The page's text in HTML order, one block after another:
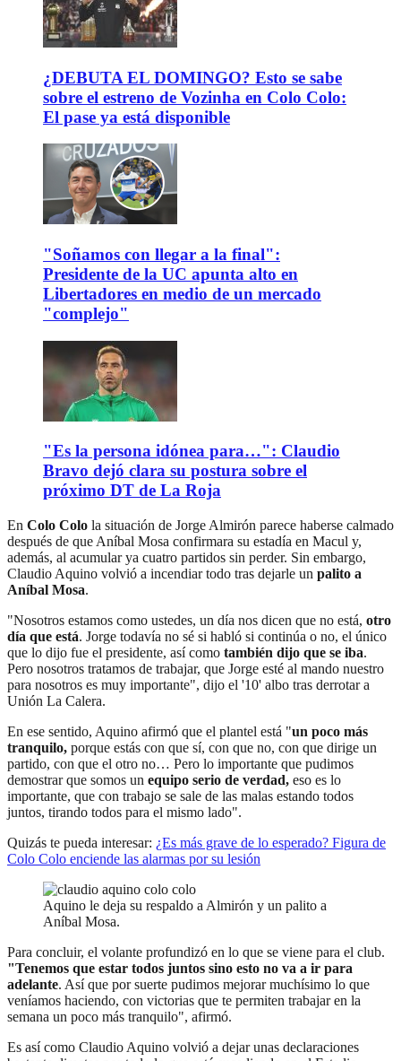
¿DEBUTA EL DOMINGO? Esto se sabe
sobre el estreno de Vozinha en Colo Colo:
El pase ya está disponible
"Soñamos con llegar a la final":
Presidente de la UC apunta alto en
Libertadores en medio de un mercado
"complejo"
"Es la persona idónea para…": Claudio
Bravo dejó clara su postura sobre el
próximo DT de La Roja
En Colo Colo la situación de Jorge Almirón parece haberse calmado
después de que Aníbal Mosa confirmara su estadía en Macul y,
además, al acumular ya cuatro partidos sin perder. Sin embargo,
Claudio Aquino volvió a incendiar todo tras dejarle un palito a
Aníbal Mosa.
"Nosotros estamos como ustedes, un día nos dicen que no está, otro
día que está. Jorge todavía no sé si habló si continúa o no, el único
que lo dijo fue el presidente, así como también dijo que se iba.
Pero nosotros tratamos de trabajar, que Jorge esté al mando nuestro
para nosotros es muy importante", dijo el '10' albo tras derrotar a
Unión La Calera.
En ese sentido, Aquino afirmó que el plantel está "un poco más
tranquilo, porque estás con que sí, con que no, con que dirige un
partido, con que el otro no… Pero lo importante que pudimos
demostrar que somos un equipo serio de verdad, eso es lo
importante, que con trabajo se sale de las malas estando todos
juntos, tirando todos para el mismo lado".
Quizás te pueda interesar: ¿Es más grave de lo esperado? Figura de
Colo Colo enciende las alarmas por su lesión
Aquino le deja su respaldo a Almirón y un palito a
Aníbal Mosa.
Para concluir, el volante profundizó en lo que se viene para el club.
"Tenemos que estar todos juntos sino esto no va a ir para
adelante. Así que por suerte pudimos mejorar muchísimo lo que
veníamos haciendo, con victorias que te permiten trabajar en la
semana un poco más tranquilo", afirmó.
Es así como Claudio Aquino volvió a dejar unas declaraciones